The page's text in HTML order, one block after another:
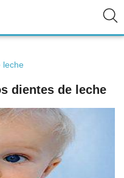
leche
dientes de leche